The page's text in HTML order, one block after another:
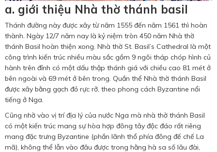
a. giới thiệu Nhà thờ thánh basil
Thánh đường này được xây từ năm 1555 đến năm 1561 thì hoàn
thành. Ngày 12/7 năm nay là kỷ niệm tròn 450 năm Nhà thờ
thánh Basil hoàn thiện xong. Nhà thờ St. Basil’s Cathedral là một
công trình kiến trúc nhiều màu sắc gồm 9 ngôi tháp chóp hình củ
hành trên đỉnh có một dấu thập thánh giá với chiều cao 81 mét ở
bên ngoài và 69 mét ở bên trong. Quần thể Nhà thờ thánh Basil
được xây bằng gạch đỏ rực rỡ, theo phong cách Byzantine nổi
tiếng ở Nga.
Cũng nhờ vào vị trí địa lý của nước Nga mà nhà thờ thánh Basil
có một kiến trúc mang sự hòa hợp đông tây độc đáo rất riêng
mang đặc trưng Byzantine (phần lãnh thổ phía đông đế chế La
mã), không thể lẫn vào đâu được trong hằng hà sa số lâu đài,